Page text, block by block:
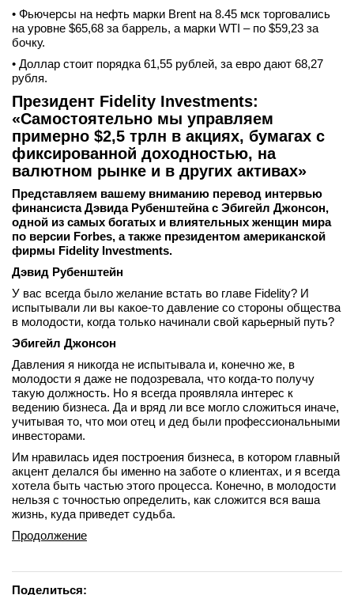
• Фьючерсы на нефть марки Brent на 8.45 мск торговались
на уровне $65,68 за баррель, а марки WTI – по $59,23 за
бочку.
• Доллар стоит порядка 61,55 рублей, за евро дают 68,27
рубля.
Президент Fidelity Investments:
«Самостоятельно мы управляем
примерно $2,5 трлн в акциях, бумагах с
фиксированной доходностью, на
валютном рынке и в других активах»
Представляем вашему вниманию перевод интервью
финансиста Дэвида Рубенштейна с Эбигейл Джонсон,
одной из самых богатых и влиятельных женщин мира
по версии Forbes, а также президентом американской
фирмы Fidelity Investments.
Дэвид Рубенштейн
У вас всегда было желание встать во главе Fidelity? И
испытывали ли вы какое-то давление со стороны общества
в молодости, когда только начинали свой карьерный путь?
Эбигейл Джонсон
Давления я никогда не испытывала и, конечно же, в
молодости я даже не подозревала, что когда-то получу
такую должность. Но я всегда проявляла интерес к
ведению бизнеса. Да и вряд ли все могло сложиться иначе,
учитывая то, что мои отец и дед были профессиональными
инвесторами.
Им нравилась идея построения бизнеса, в котором главный
акцент делался бы именно на заботе о клиентах, и я всегда
хотела быть частью этого процесса. Конечно, в молодости
нельзя с точностью определить, как сложится вся ваша
жизнь, куда приведет судьба.
Продолжение
Поделиться: